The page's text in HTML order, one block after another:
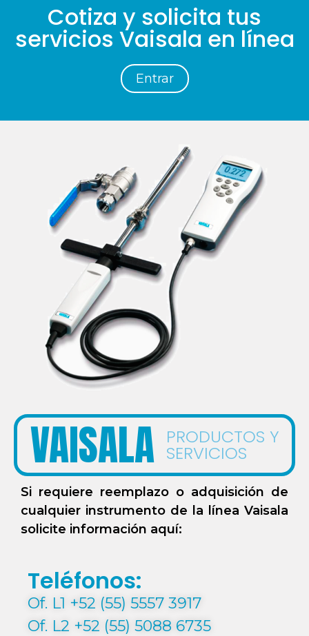
Cotiza y solicita tus
servicios Vaisala en línea
Entrar
VAISALA PRODUCTOS Y
SERVICIOS
Si requiere reemplazo o adquisición de
cualquier instrumento de la línea Vaisala
solicite información aquí:
Teléfonos:
Of. L1 +52 (55) 5557 3917
Of. L2 +52 (55) 5088 6735